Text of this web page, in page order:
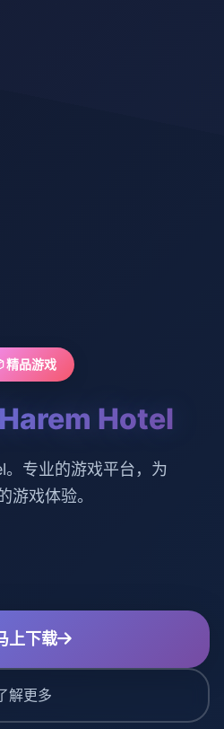
精品游戏
Hotel
专业的游戏平台，为
游戏体验。
上下载
解更多